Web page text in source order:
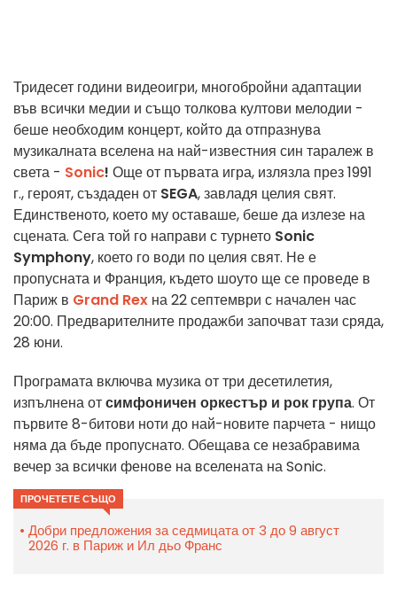
Тридесет години видеоигри, многобройни адаптации
във всички медии и също толкова култови мелодии -
беше необходим концерт, който да отпразнува
музикалната вселена на най-известния син таралеж в
света - Sonic! Още от първата игра, излязла през 1991
г., героят, създаден от SEGA, завладя целия свят.
Единственото, което му оставаше, беше да излезе на
сцената. Сега той го направи с турнето Sonic
Symphony, което го води по целия свят. Не е
пропусната и Франция, където шоуто ще се проведе в
Париж в Grand Rex на 22 септември с начален час
20:00. Предварителните продажби започват тази сряда,
28 юни.
Програмата включва музика от три десетилетия,
изпълнена отсимфоничен оркестър и рок група. От
първите 8-битови ноти до най-новите парчета - нищо
няма да бъде пропуснато. Обещава се незабравима
вечер за всички фенове на вселената на Sonic.
ПРОЧЕТЕТЕ СЪЩО
Добри предложения за седмицата от 3 до 9 август
2026 г. в Париж и Ил дьо Франс